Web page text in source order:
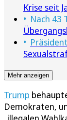
Krise seit
Nach 43
Mehr anzeigen
Trump
Demokraten,